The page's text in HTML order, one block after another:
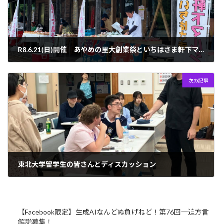
R8.6.21(日)開催 あやめの里大創業祭といちはさま軒下マルシェ
次の記事
東北大学留学生の皆さんとディスカッション
【Facebook限定】生成AIなんどぬ負げねど！第76回一迫方言
解説募集！